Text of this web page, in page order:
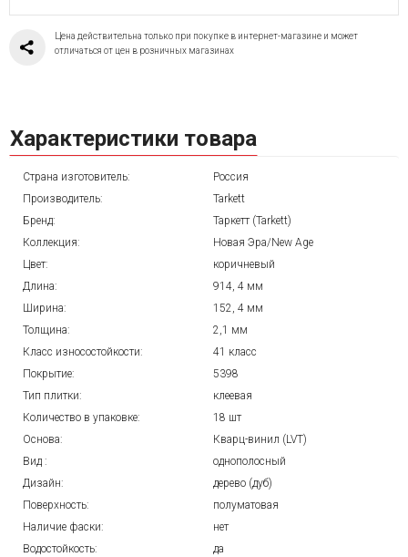
Цена действительна только при покупке в интернет-магазине и может
отличаться от цен в розничных магазинах
Характеристики товара
Страна изготовитель:
Россия
Производитель:
Tarkett
Бренд:
Таркетт (Tarkett)
Коллекция:
Новая Эра/New Age
Цвет:
коричневый
Длина:
914, 4 мм
Ширина:
152, 4 мм
Толщина:
2,1 мм
Класс износостойкости:
41 класс
Покрытие:
5398
Тип плитки:
клеевая
Количество в упаковке:
18 шт
Основа:
Кварц-винил (LVT)
Вид :
однополосный
Дизайн:
дерево (дуб)
Поверхность:
полуматовая
Наличие фаски:
нет
Водостойкость:
да